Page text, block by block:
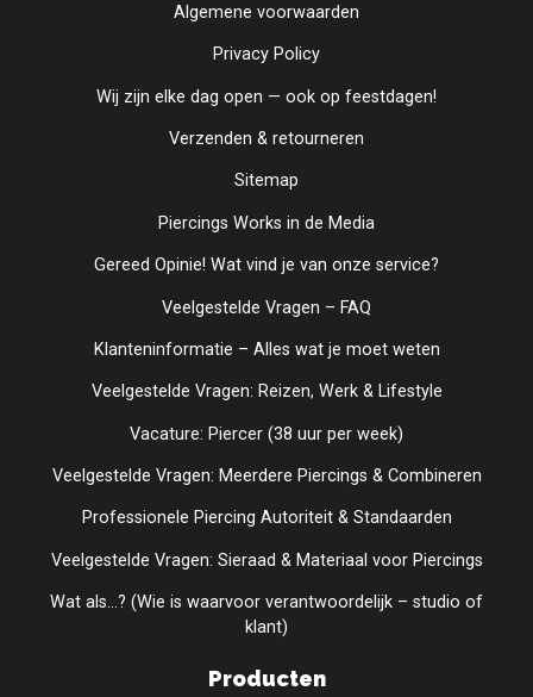
Algemene voorwaarden
Privacy Policy
Wij zijn elke dag open — ook op feestdagen!
Verzenden & retourneren
Sitemap
Piercings Works in de Media
Gereed Opinie! Wat vind je van onze service?
Veelgestelde Vragen – FAQ
Klanteninformatie – Alles wat je moet weten
Veelgestelde Vragen: Reizen, Werk & Lifestyle
Vacature: Piercer (38 uur per week)
Veelgestelde Vragen: Meerdere Piercings & Combineren
Professionele Piercing Autoriteit & Standaarden
Veelgestelde Vragen: Sieraad & Materiaal voor Piercings
Wat als...? (Wie is waarvoor verantwoordelijk – studio of
klant)
Producten